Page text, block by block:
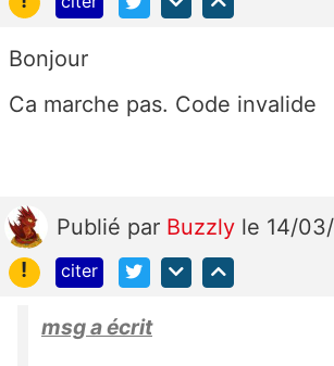
Bonjour
Ca marche pas. Code invalide
Publié par Buzzly le 14/
!
citer
msg a écrit